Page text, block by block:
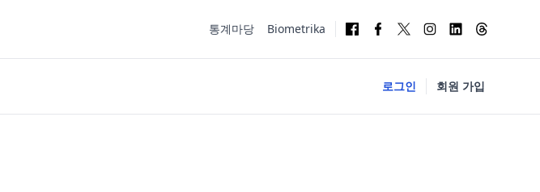
통계마당 Biometrika
로그인 회원 가입